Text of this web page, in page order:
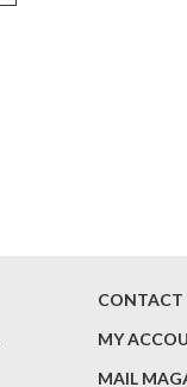
CONTACT
MY
MAIL